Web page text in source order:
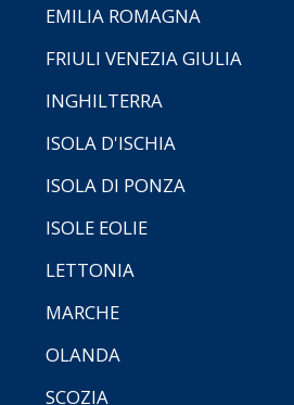
EMILIA ROMAGNA
FRIULI VENEZIA GIULIA
INGHILTERRA
ISOLA D'ISCHIA
ISOLA DI PONZA
ISOLE EOLIE
LETTONIA
MARCHE
OLANDA
SCOZIA